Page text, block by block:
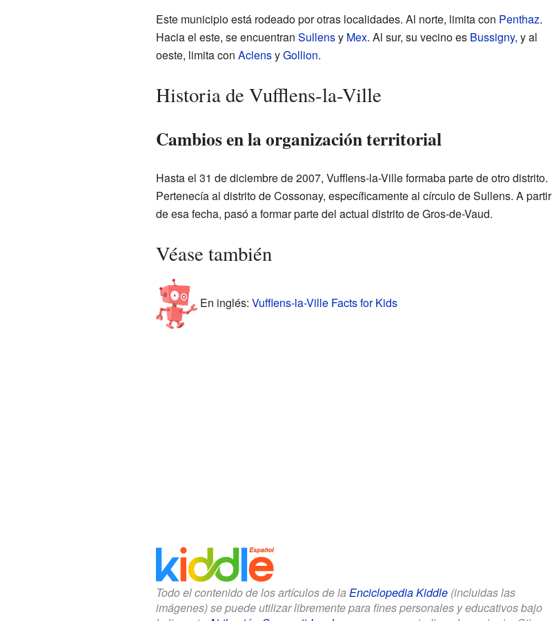
Este municipio está rodeado por otras localidades. Al norte, limita con Penthaz.
Hacia el este, se encuentran Sullensy Mex. Al sur, su vecino es Bussigny, y al
oeste, limita con AclensyGollion.
Historia de Vufflens-la-Ville
Cambios en la organización territorial
Hasta el 31 de diciembre de 2007, Vufflens-la-Ville formaba parte de otro distrito.
Pertenecía al distrito de Cossonay, específicamente al círculo de Sullens. A partir
de esa fecha, pasó a formar parte del actual distrito de Gros-de-Vaud.
Véase también
En inglés: Vufflens-la-Ville Facts for Kids
Todo el contenido de los artículos de la Enciclopedia Kiddle(incluidas las
imágenes) se puede utilizar libremente para fines personales y educativos bajo